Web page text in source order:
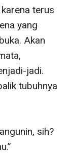
terus
yang
Akan
jadi.
tubuhnya
sih?